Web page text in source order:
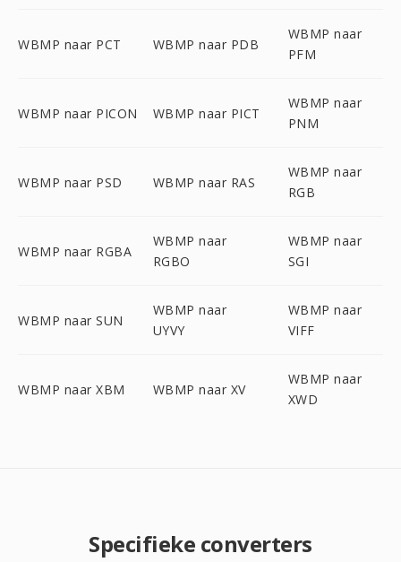
WBMP naar PCT WBMP naar PDB
WBMP naar
PFM
WBMP naar PICON WBMP naar PICT
WBMP naar
PNM
WBMP naar PSD WBMP naar RAS
WBMP naar
RGB
WBMP naar RGBA
WBMP naar
RGBO
WBMP naar
SGI
WBMP naar SUN
WBMP naar
UYVY
WBMP naar
VIFF
WBMP naar XBM WBMP naar XV
WBMP naar
XWD
Specifieke converters